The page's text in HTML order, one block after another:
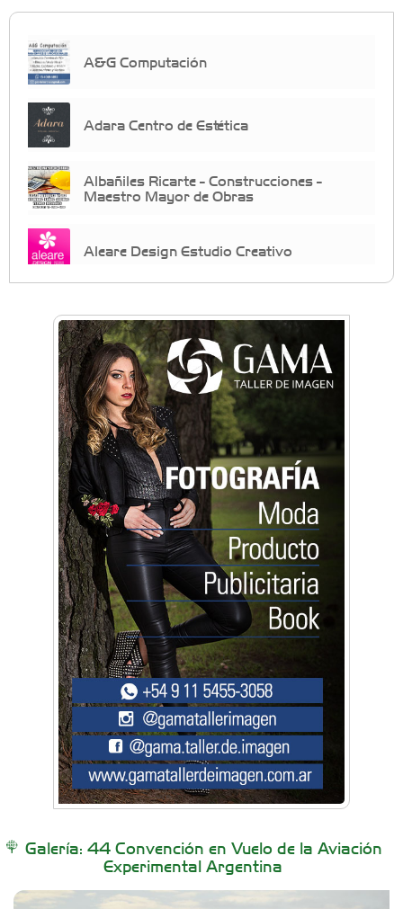
A&G Computación
Adara Centro de Estética
Albañiles Ricarte - Construcciones -
Maestro Mayor de Obras
Aleare Design Estudio Creativo
Almacén Chiche
Anahata: Mindfullness - Psicología -
Bienestar Emocional - Coaching
Arq. Horacio Alejandro Sánchez
Artística ApasionArte
Artística Catalina
Artística Veral
BAIC Ramos Mejía
Brisé Estudio de Danzas
Carniceria y granja El Viejo Peña
Galería: 44 Convención en Vuelo de la Aviación
Experimental Argentina